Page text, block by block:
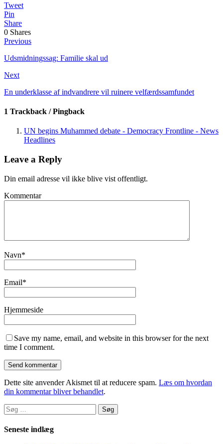
Tweet
Pin
Share
0 Shares
Previous
Udsmidningssag: Familie skal ud
Next
En underklasse af indvandrere vil ruinere velfærdssamfundet
1 Trackback / Pingback
UN begins Muhammed debate - Democracy Frontline - News
Headlines
Leave a Reply
Din email adresse vil ikke blive vist offentligt.
Kommentar
Navn*
Email*
Hjemmeside
Save my name, email, and website in this browser for the next
time I comment.
Dette site anvender Akismet til at reducere spam. Læs om hvordan
din kommentar bliver behandlet.
Søg
efter:
Seneste indlæg